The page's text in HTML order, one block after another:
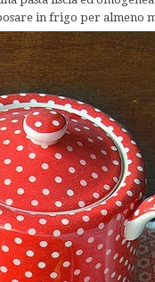
in frigo per almeno